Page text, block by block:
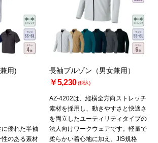
用)
優れた半袖
のある素材
長袖ブルゾン（男女兼用）
￥5,230(税込)
AZ-4202は、縦横全方向ストレッチ
素材を採用し、動きやすさと快適さ
を両立したユーティリティタイプの
法人向けワークウェアです。軽量で
柔らかい着心地に加え、JIS規格